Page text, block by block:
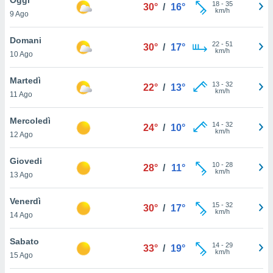
è
al sito
di
ci
di
il
un
la
nella
9 Ago
30° / 16° 18- 35
km/h
Domani
10 Ago
30° / 17° 22- 51
km/h
Martedì
11 Ago
22° / 13° 13- 32
km/h
Mercoledì
12 Ago
24° / 10° 14- 32
km/h
Giovedi
13 Ago
28° / 11° 10- 28
km/h
Venerdì
14 Ago
30° / 17° 15- 32
km/h
Sabato
15 Ago
33° / 19° 14- 29
km/h